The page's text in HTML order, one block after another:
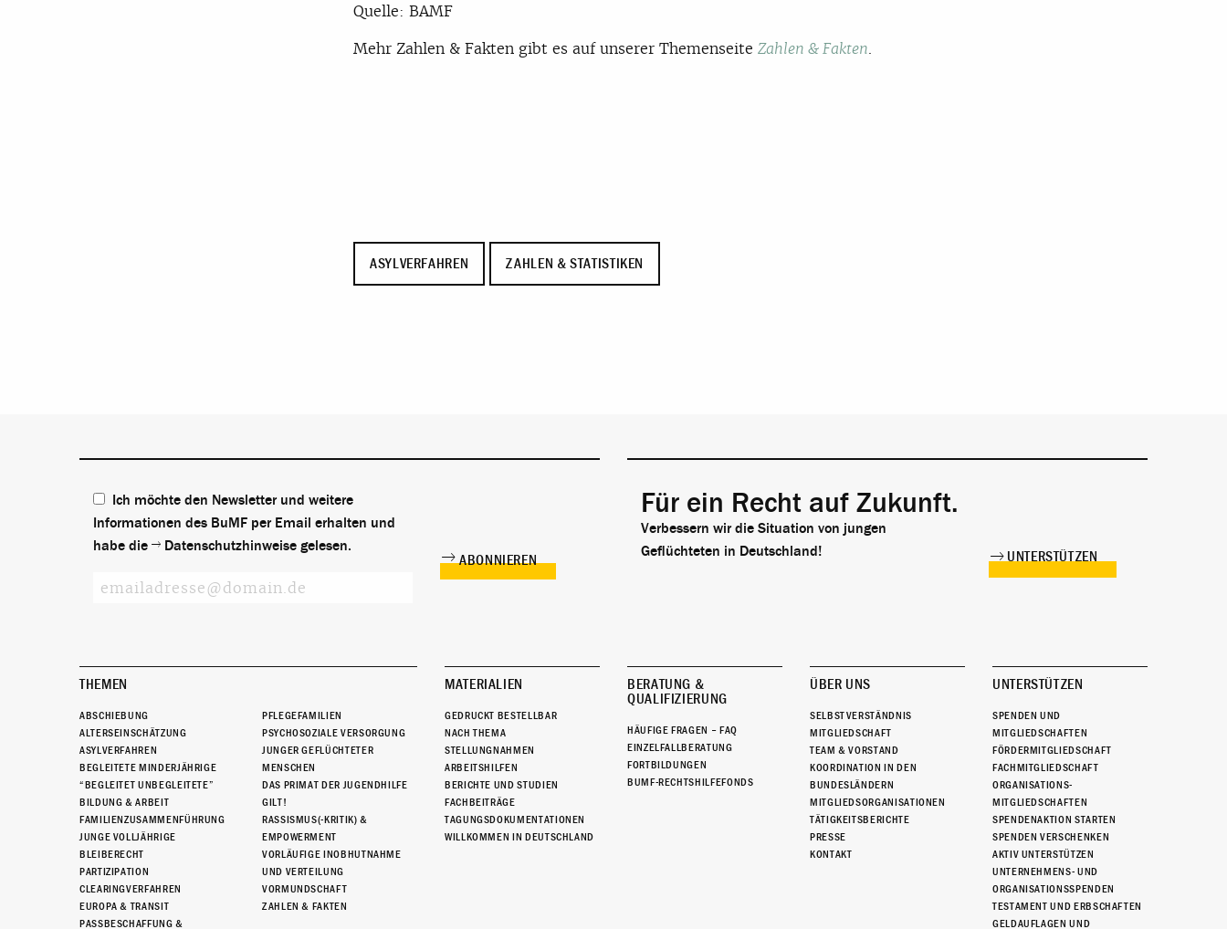
Quelle: BAMF
Mehr Zahlen & Fakten gibt es auf unserer Themenseite Zahlen & Fakten.
ASYLVERFAHREN ZAHLEN & STATISTIKEN
Ich möchte den Newsletter und weitere
Informationen des BuMF per Email erhalten und
habe die
Datenschutzhinweise gelesen.
Für ein Recht auf Zukunft.
Verbessern wir die Situation von jungen
Geflüchteten in Deutschland!
UNTERSTÜTZEN
THEMEN
ABSCHIEBUNG
ALTERSEINSCHÄTZUNG
ASYLVERFAHREN
BEGLEITETE MINDERJÄHRIGE
“BEGLEITET UNBEGLEITETE”
BILDUNG & ARBEIT
FAMILIENZUSAMMENFÜHRUNG
JUNGE VOLLJÄHRIGE
BLEIBERECHT
PARTIZIPATION
CLEARINGVERFAHREN
EUROPA & TRANSIT
PASSBESCHAFFUNG &
PFLEGEFAMILIEN
PSYCHOSOZIALE VERSORGUNG
JUNGER GEFLÜCHTETER
MENSCHEN
DAS PRIMAT DER JUGENDHILFE
GILT!
RASSISMUS(-KRITIK) &
EMPOWERMENT
VORLÄUFIGE INOBHUTNAHME
UND VERTEILUNG
VORMUNDSCHAFT
ZAHLEN & FAKTEN
MATERIALIEN
GEDRUCKT BESTELLBAR
NACH THEMA
STELLUNGNAHMEN
ARBEITSHILFEN
BERICHTE UND STUDIEN
FACHBEITRÄGE
TAGUNGSDOKUMENTATIONEN
WILLKOMMEN IN DEUTSCHLAND
BERATUNG &
QUALIFIZIERUNG
HÄUFIGE FRAGEN – FAQ
EINZELFALLBERATUNG
FORTBILDUNGEN
BUMF-RECHTSHILFEFONDS
ÜBER UNS
SELBSTVERSTÄNDNIS
MITGLIEDSCHAFT
TEAM & VORSTAND
KOORDINATION IN DEN
BUNDESLÄNDERN
MITGLIEDSORGANISATIONEN
TÄTIGKEITSBERICHTE
PRESSE
KONTAKT
UNTERSTÜTZEN
SPENDEN UND
MITGLIEDSCHAFTEN
FÖRDERMITGLIEDSCHAFT
FACHMITGLIEDSCHAFT
ORGANISATIONS-
MITGLIEDSCHAFTEN
SPENDENAKTION STARTEN
SPENDEN VERSCHENKEN
AKTIV UNTERSTÜTZEN
UNTERNEHMENS- UND
ORGANISATIONSSPENDEN
TESTAMENT UND ERBSCHAFTEN
GELDAUFLAGEN UND